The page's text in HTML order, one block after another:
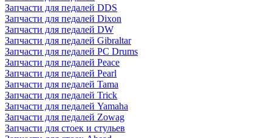
Запчасти для педалей DDS
Запчасти для педалей Dixon
Запчасти для педалей DW
Запчасти для педалей Gibraltar
Запчасти для педалей PC Drums
Запчасти для педалей Peace
Запчасти для педалей Pearl
Запчасти для педалей Tama
Запчасти для педалей Trick
Запчасти для педалей Yamaha
Запчасти для педалей Zowag
Запчасти для стоек и стульев